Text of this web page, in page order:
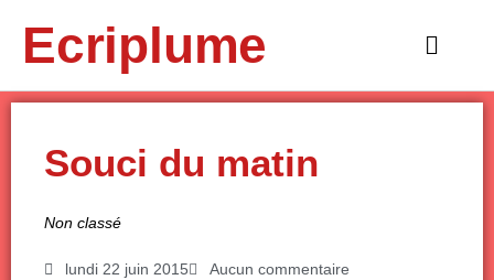
contenuEcriplume
Main
Souci du matin
Non classé
lundi 22 juin 2015 Aucun commentaire